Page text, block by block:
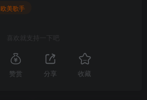
欧美歌手
喜欢就支持一下吧
赞赏 分享 收藏